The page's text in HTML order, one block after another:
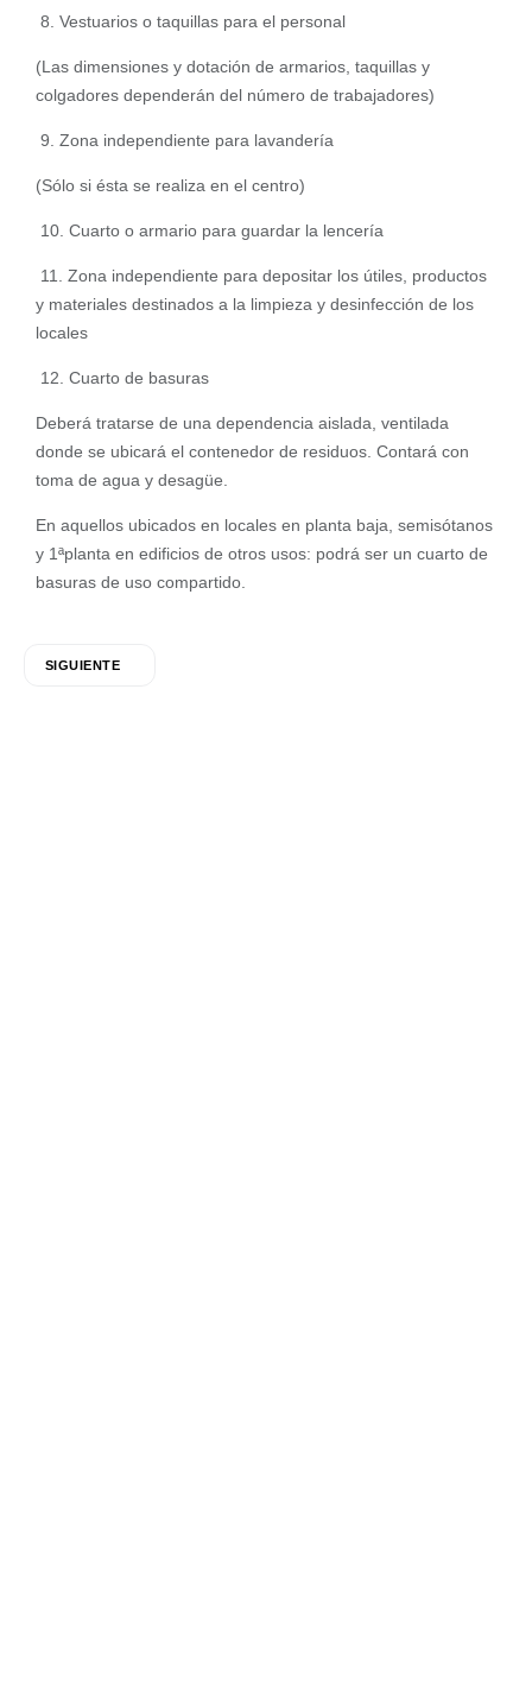
8. Vestuarios o taquillas para el personal
(Las dimensiones y dotación de armarios, taquillas y
colgadores dependerán del número de trabajadores)
9. Zona independiente para lavandería
(Sólo si ésta se realiza en el centro)
10. Cuarto o armario para guardar la lencería
11. Zona independiente para depositar los útiles, productos
y materiales destinados a la limpieza y desinfección de los
locales
12. Cuarto de basuras
Deberá tratarse de una dependencia aislada, ventilada
donde se ubicará el contenedor de residuos. Contará con
toma de agua y desagüe.
En aquellos ubicados en locales en planta baja, semisótanos
y 1ªplanta en edificios de otros usos: podrá ser un cuarto de
basuras de uso compartido.
SIGUIENTE